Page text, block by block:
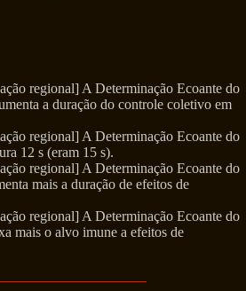
regional] A Determinação Ecoante do
a duração do controle coletivo em
regional] A Determinação Ecoante do
12 s (eram 15 s).
regional] A Determinação Ecoante do
mais a duração de efeitos de
regional] A Determinação Ecoante do
mais o alvo imune a efeitos de